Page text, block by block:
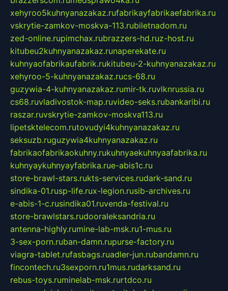
xehyroo5kuhnyanazakaz.rufabrikayfabrikaefabrika.ru
vskrytie-zamkov-moskva-113.rubiletnadom.ru
zed-online.rupimchax.rubrazzers-hd.ruz-host.ru
kitubeu2kuhnyanazakaz.runaperekate.ru
kuhnyaofabrikaufabrik.rukitubeu-2-kuhnyanazakaz.ru
xehyroo-5-kuhnyanazakaz.rucs-68.ru
guzywia-4-kuhnyanazakaz.rumir-tk.ruvlknrussia.ru
cs68.ruvladivostok-map.ruvideo-seks.rubankaribi.ru
raszar.ruvskrytie-zamkov-moskva113.ru
lipetsktelecom.rutovudyi4kuhnyanazakaz.ru
seksuzb.ruguzywia4kuhnyanazakaz.ru
fabrikaofabrikaokuhny.rukuhnyaekuhnyaafabrika.ru
kuhnyaykuhnyayfabrika.rue-abis1c.ru
store-brawl-stars.rukts-services.rudark-sand.ru
sindika-01.rusp-life.rux-legion.rusib-archives.ru
e-abis-1-c.rusindika01.ruvenda-festival.ru
store-brawlstars.rudooraleksandria.ru
antenna-highly.rumine-lab-msk.ru1-mus.ru
3-sex-porn.ruban-damn.rupurse-factory.ru
viagra-tablet.rufasbags.ruadler-jun.rubandamn.ru
fincontech.ru3sexporn.ru1mus.rudarksand.ru
rebus-toys.ruminelab-msk.rurtdco.ru